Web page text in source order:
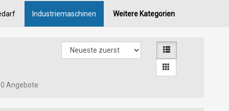
Industriemaschinen Weitere Kategorien
0 Angebote